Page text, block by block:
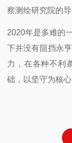
察测绘研究院的
2020年是多难的
下并没有阻挡永
力，在各种不利
础，以坚守为核